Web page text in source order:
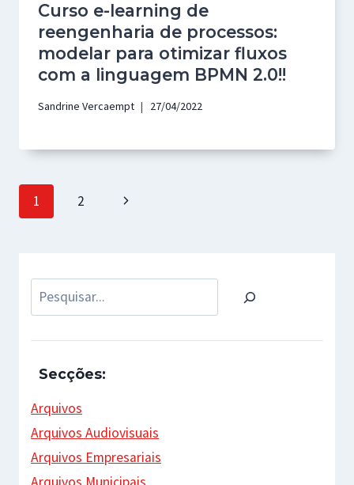
Curso e-learning de
reengenharia de processos:
modelar para otimizar fluxos
com a linguagem BPMN 2.0!!
Sandrine Vercaempt 27/04/2022
Page
1 2
Next
Pesquisar
Secções:
Arquivos
Arquivos Audiovisuais
Arquivos Empresariais
Arquivos Municipais